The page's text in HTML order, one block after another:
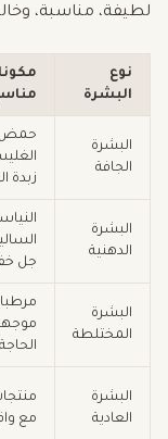
لطيفة، مناسبة،
نوع
البشرة
البشرة
الجافة
حمض
زبدة
البشرة
الدهنية
جل
البشرة
المختلطة
البشرة
العادية
مع